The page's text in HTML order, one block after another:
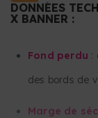
DONNÉES
X BANNER :
Fond perdu :
des bords de
Marge de